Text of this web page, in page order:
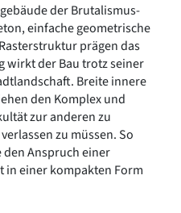
der Brutalismus-
einfache geometrische
prägen das
wirkt der Bau trotz seiner
Breite innere
den Komplex und
zur anderen zu
zu müssen. So
Anspruch einer
in einer kompakten Form